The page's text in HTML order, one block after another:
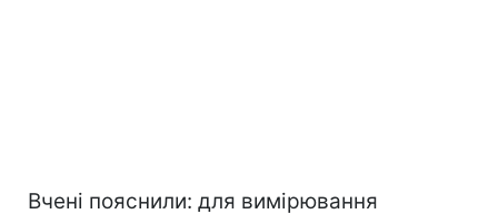
Вчені пояснили: для вимірювання